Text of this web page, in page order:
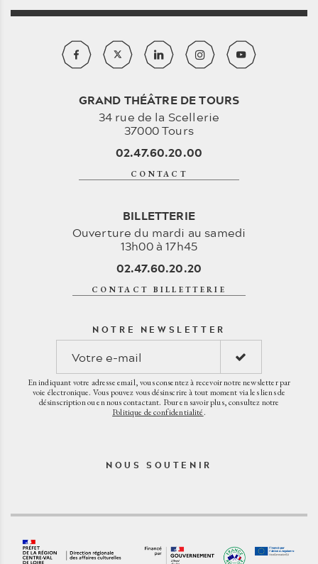
GRAND THÉÂTRE DE TOURS
34 rue de la Scellerie
37000 Tours
02.47.60.20.00
CONTACT
BILLETTERIE
Ouverture du mardi au samedi
13h00 à 17h45
02.47.60.20.20
CONTACT BILLETTERIE
NOTRE NEWSLETTER
En indiquant votre adresse email, vous consentez à recevoir notre newsletter par
voie électronique. Vous pouvez vous désinscrire à tout moment via les liens de
désinscription ou en nous contactant. Pour en savoir plus, consultez notre
Politique de confidentialité.
NOUS SOUTENIR